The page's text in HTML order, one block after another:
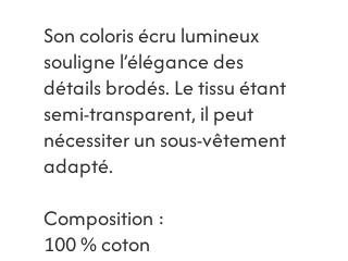
Son coloris écru lumineux
souligne l’élégance des
détails brodés. Le tissu étant
semi-transparent, il peut
nécessiter un sous-vêtement
adapté.
Composition :
100 % coton